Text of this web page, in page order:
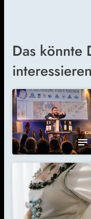
Das könnte
interessieren